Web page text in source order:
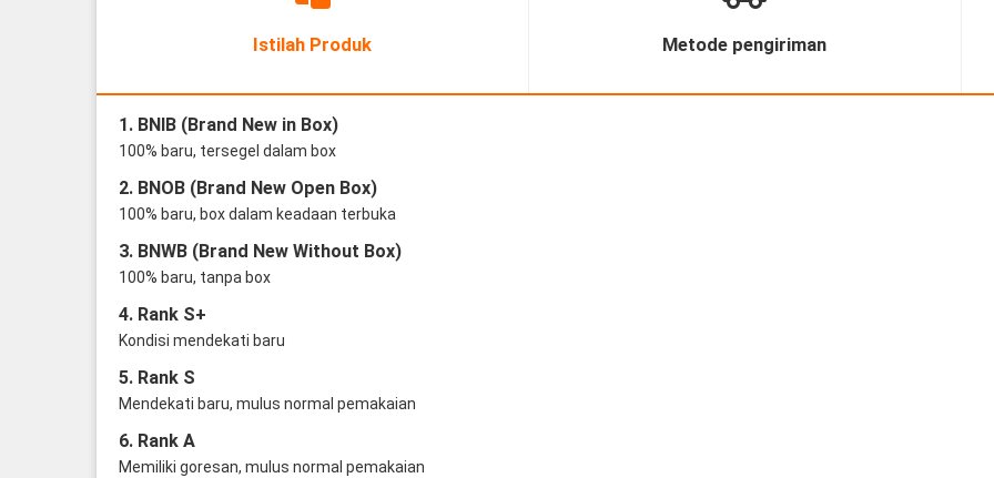
Istilah Produk Metode pengiriman
1. BNIB (Brand New in Box)
100% baru, tersegel dalam box
2. BNOB (Brand New Open Box)
100% baru, box dalam keadaan terbuka
3. BNWB (Brand New Without Box)
100% baru, tanpa box
4. Rank S+
Kondisi mendekati baru
5. Rank S
Mendekati baru, mulus normal pemakaian
6. Rank A
Memiliki goresan, mulus normal pemakaian